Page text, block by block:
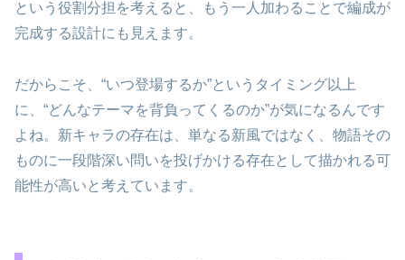
という役割分担を考えると、もう一人加わることで編成が
完成する設計にも見えます。
だからこそ、“いつ登場するか”というタイミング以上
に、“どんなテーマを背負ってくるのか”が気になるんです
よね。新キャラの存在は、単なる新風ではなく、物語その
ものに一段階深い問いを投げかける存在として描かれる可
能性が高いと考えています。